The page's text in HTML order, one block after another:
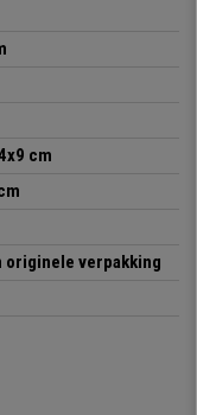
cm
originele verpakking